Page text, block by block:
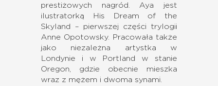
prestiżowych nagród. Aya jest
ilustratorką His Dream of the
Skyland – pierwszej części trylogii
Anne Opotowsky. Pracowała także
jako niezależna artystka w
Londynie i w Portland w stanie
Oregon, gdzie obecnie mieszka
wraz z mężem i dwoma synami.